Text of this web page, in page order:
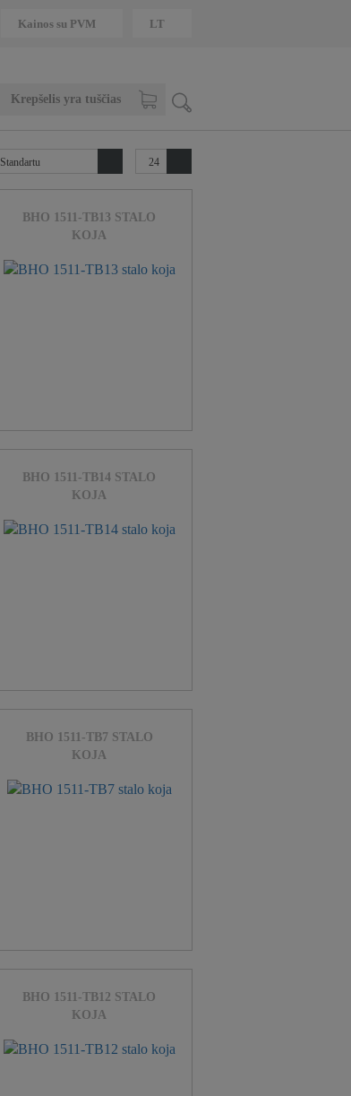
Kainos su PVM
Kainos su PVM LT
Krepšelis yra tuščias
Standartu 24
BHO 1511-TB13 STALO
KOJA
BHO 1511-TB14 STALO
KOJA
BHO 1511-TB7 STALO
KOJA
BHO 1511-TB12 STALO
KOJA